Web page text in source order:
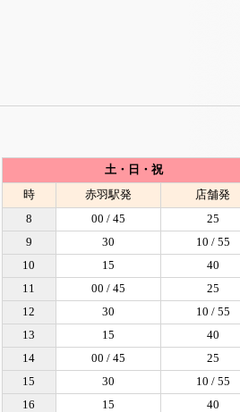
土・日・祝
時
赤羽駅発
店舗発
8
00 / 45
25
9
30
10 / 55
10
15
40
11
00 / 45
25
12
30
10 / 55
13
15
40
14
00 / 45
25
15
30
10 / 55
16
15
40